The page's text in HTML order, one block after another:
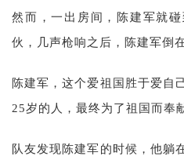
然而，一出房间，陈建军就
伙，几声枪响之后，陈建军倒
陈建军，这个爱祖国胜于爱自
25岁的人，最终为了祖国而奉
队友发现陈建军的时候，他躺